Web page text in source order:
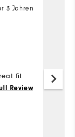
3 Jahren
fit
Review